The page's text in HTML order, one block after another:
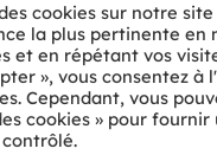
cookies sur notre
la plus pertinente en
et en répétant vos
», vous consentez à
Cependant, vous
cookies » pour fournir